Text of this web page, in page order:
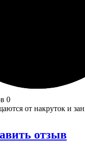
0
от накруток и
отзыв